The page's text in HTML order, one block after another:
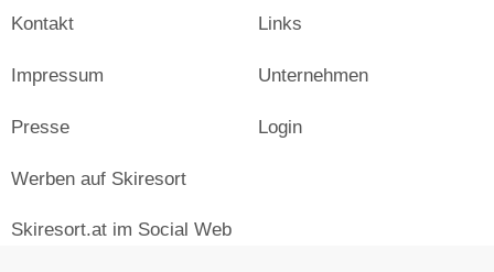
Kontakt
Impressum
Presse
Links
Unternehmen
Login
Werben auf Skiresort
Skiresort.at im Social Web